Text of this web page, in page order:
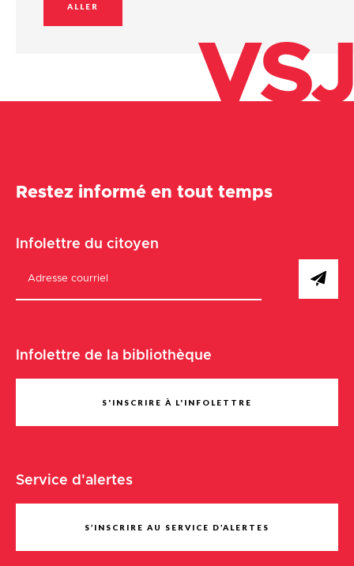
ALLER
VSJ
Restez informé en tout temps
Infolettre du citoyen
Infolettre de la bibliothèque
S'INSCRIRE À L'INFOLETTRE
Service d'alertes
S’INSCRIRE AU SERVICE D’ALERTES